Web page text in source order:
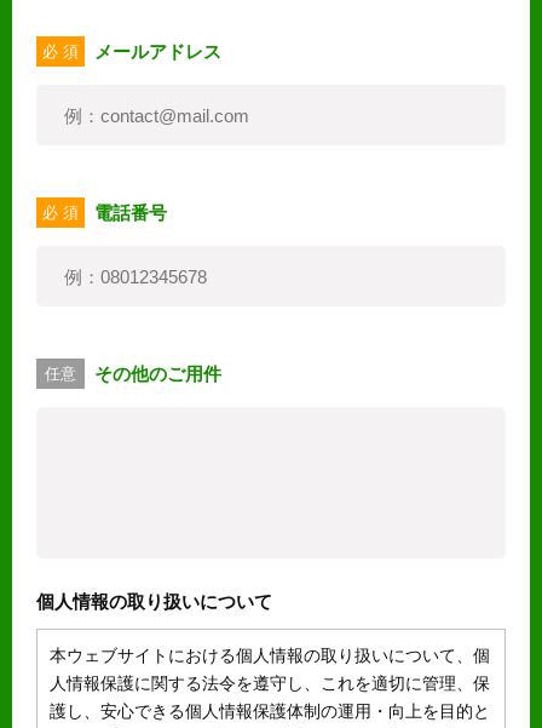
必 須 メールアドレス
必 須 電話番号
任意 その他のご用件
個人情報の取り扱いについて
本ウェブサイトにおける個人情報の取り扱いについて、個
人情報保護に関する法令を遵守し、これを適切に管理、保
護し、安心できる個人情報保護体制の運用・向上を目的と